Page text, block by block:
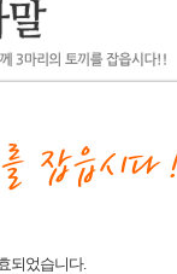
되었습니다.